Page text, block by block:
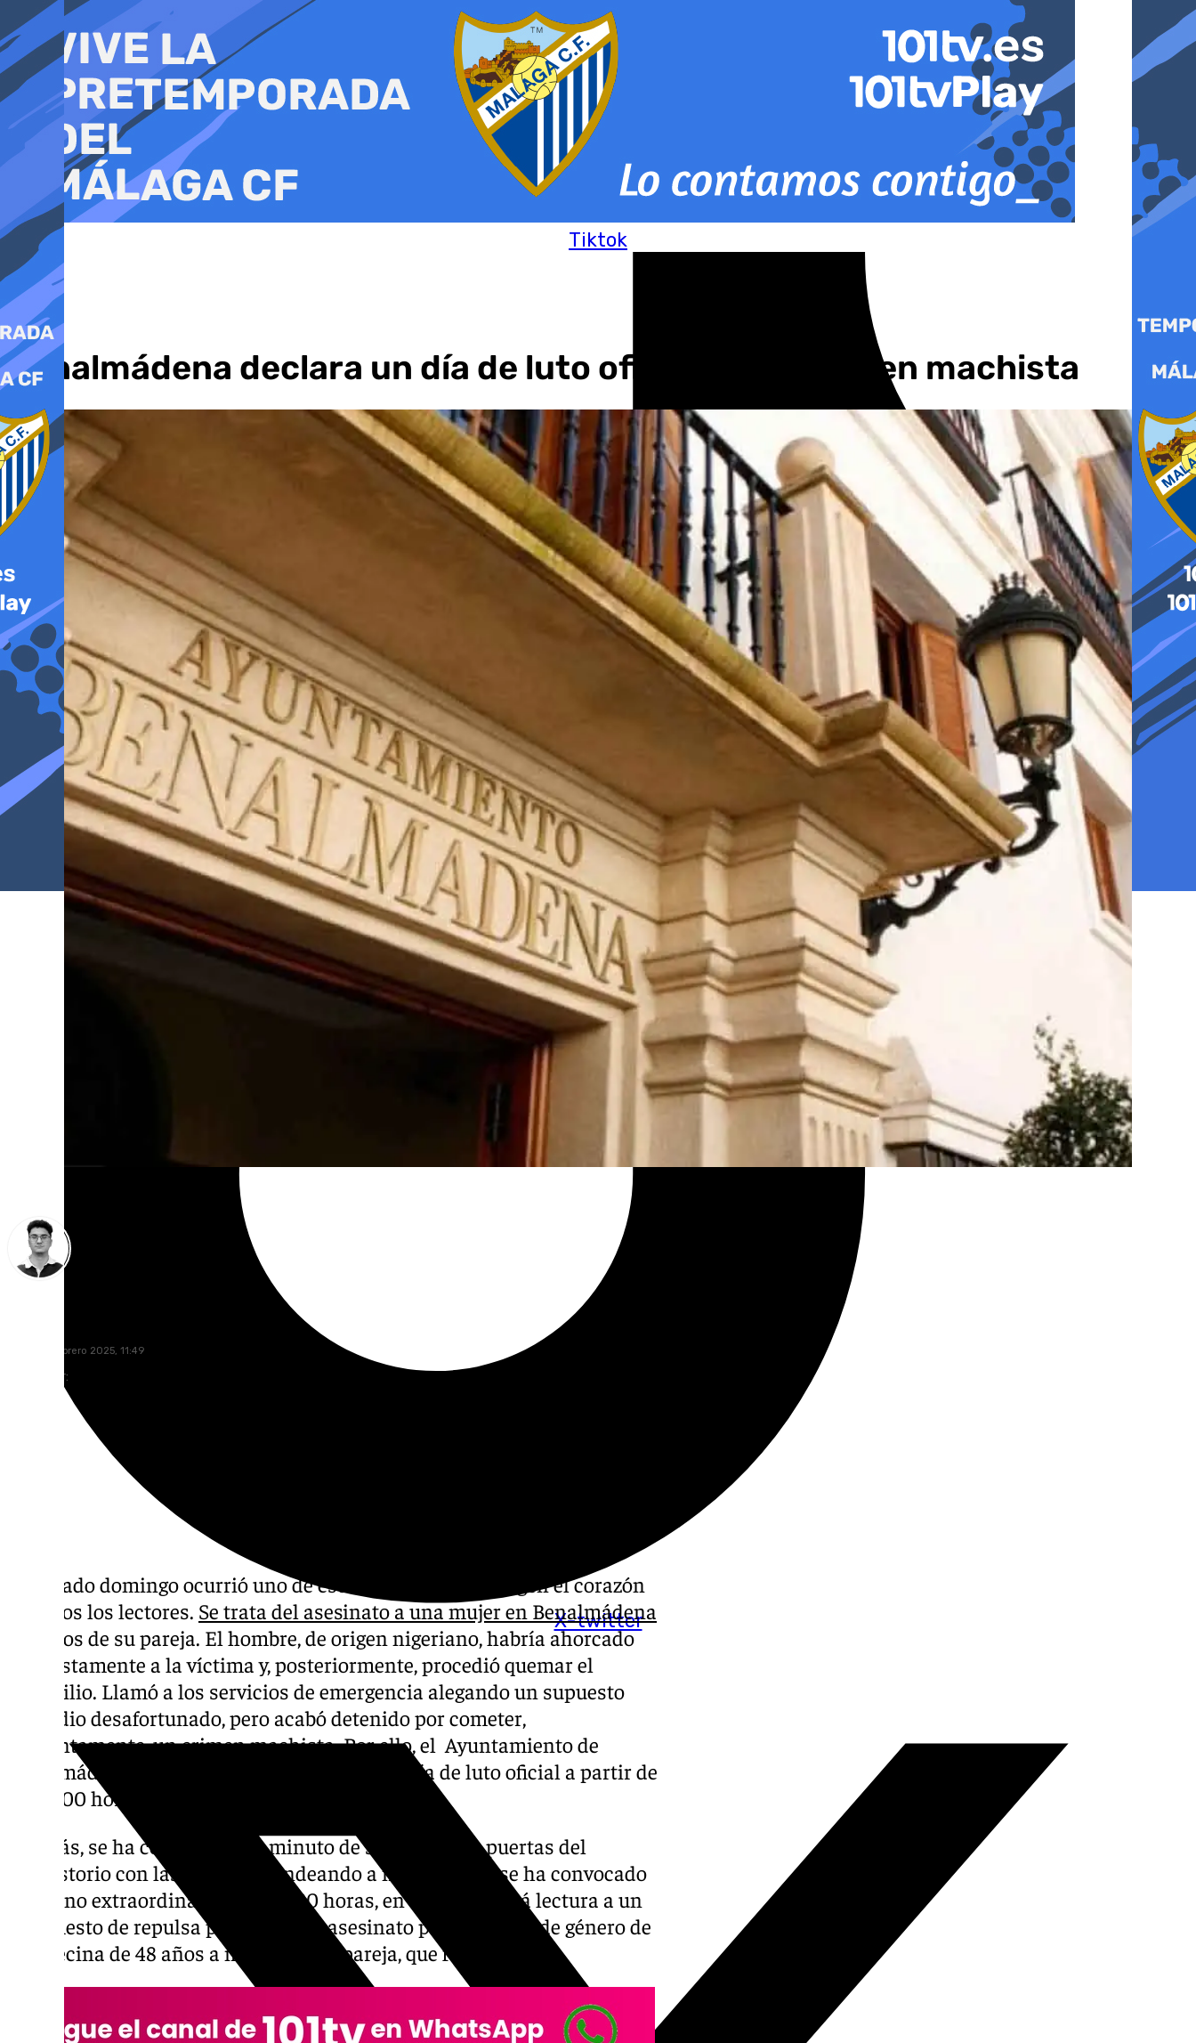
al
contenido
Tiktok
X-twitter
Benalmádena declara un día de luto oficial por el crimen machista
lunes, 10 febrero 2025, 11:49
Compartir:
El pasado domingo ocurrió uno de esos sucesos que encogen el corazón
de todos los lectores. Se trata del asesinato a una mujer en Benalmádena
a manos de su pareja. El hombre, de origen nigeriano, habría ahorcado
supuestamente a la víctima y, posteriormente, procedió quemar el
domicilio. Llamó a los servicios de emergencia alegando un supuesto
incendio desafortunado, pero acabó detenido por cometer,
presuntamente, un crimen machista. Por ello, el Ayuntamiento de
Benalmádena, ha informado que decreta un día de luto oficial a partir de
las 12.00 horas de este lunes.
Además, se ha convocado un minuto de silencio a las puertas del
Consistorio con las banderas ondeando a media asta y se ha convocado
un Pleno extraordinario a las 12.30 horas, en el que se dará lectura a un
manifiesto de repulsa por el trágico asesinato por violencia de género de
una vecina de 48 años a manos de su pareja, que fue detenido.